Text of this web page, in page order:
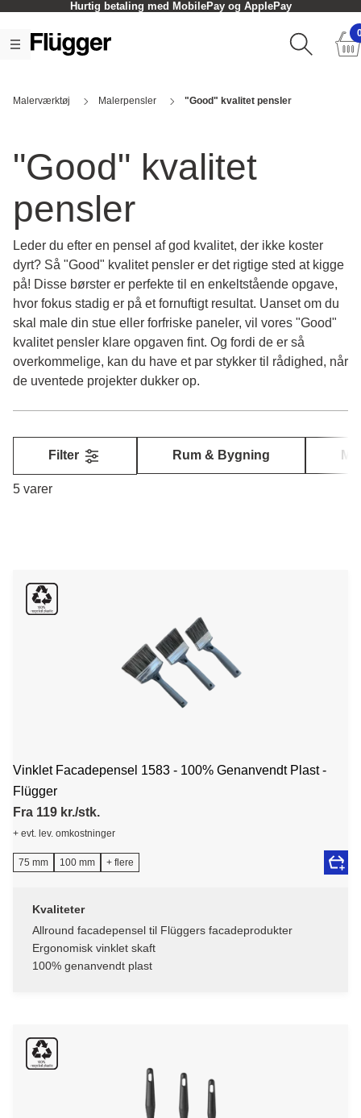
Hurtig betaling med MobilePay og ApplePay
Malerværktøj Malerpensler "Good" kvalitet pensler
"Good" kvalitet
pensler
Leder du efter en pensel af god kvalitet, der ikke koster
dyrt? Så "Good" kvalitet pensler er det rigtige sted at kigge
på! Disse børster er perfekte til en enkeltstående opgave,
hvor fokus stadig er på et fornuftigt resultat. Uanset om du
skal male din stue eller forfriske paneler, vil vores "Good"
kvalitet pensler klare opgaven fint. Og fordi de er så
overkommelige, kan du have et par stykker til rådighed, når
de uventede projekter dukker op.
5 varer
Filter Rum & Bygning
Vinklet Facadepensel 1583 - 100% Genanvendt Plast -
Flügger
Fra 119 kr./stk.
+ evt. lev. omkostninger
75 mm 100 mm + flere
Kvaliteter
Allround facadepensel til Flüggers facadeprodukter
Ergonomisk vinklet skaft
100% genanvendt plast